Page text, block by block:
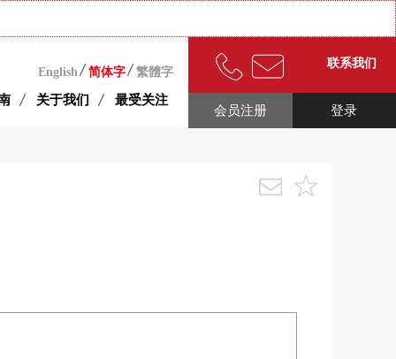
English 简体字 繁體字
关于我们 最受关注
联系我们
登录
会员注册